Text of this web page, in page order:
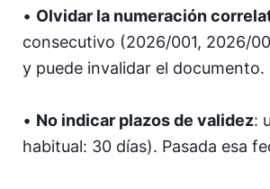
• Olvidar la numeración
consecutivo (2026/001, 2026/
y puede invalidar el documento.
• No indicar plazos de validez:
habitual: 30 días). Pasada esa